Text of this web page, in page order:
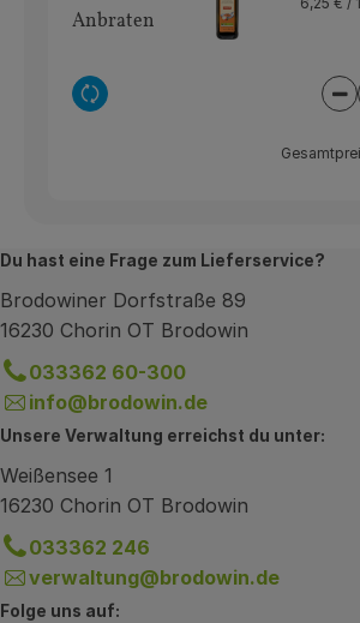
Anbraten
Auswahl ändern
Du hast eine Frage zum Lieferservice?
Brodowiner Dorfstraße 89
16230 Chorin OT Brodowin
033362 60-300
info@brodowin.de
Unsere Verwaltung erreichst du unter:
Weißensee 1
16230 Chorin OT Brodowin
033362 246
verwaltung@brodowin.de
Folge uns auf: